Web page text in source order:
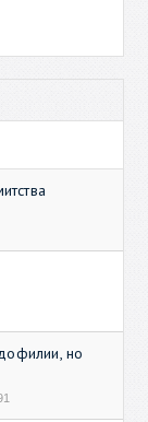
но